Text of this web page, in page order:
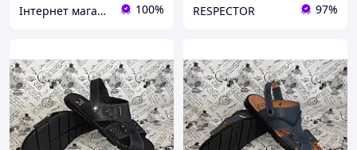
Iнтернет магазин чоловічого взуття "stilno-modno" 100% RESPECTOR 97%